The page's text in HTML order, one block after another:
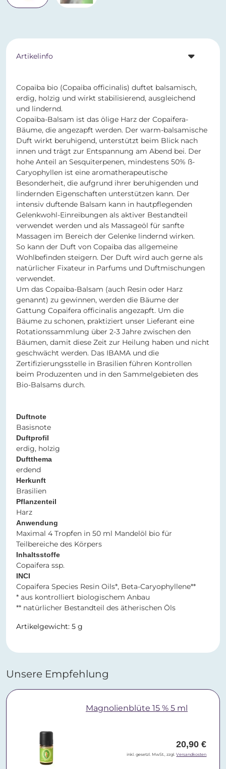
Artikelinfo
Copaiba bio (Copaiba officinalis) duftet balsamisch,
erdig, holzig und wirkt stabilisierend, ausgleichend
und lindernd.
Copaiba-Balsam ist das ölige Harz der Copaifera-
Bäume, die angezapft werden. Der warm-balsamische
Duft wirkt beruhigend, unterstützt beim Blick nach
innen und trägt zur Entspannung am Abend bei. Der
hohe Anteil an Sesquiterpenen, mindestens 50% ß-
Caryophyllen ist eine aromatherapeutische
Besonderheit, die aufgrund ihrer beruhigenden und
lindernden Eigenschaften unterstützen kann. Der
intensiv duftende Balsam kann in hautpflegenden
Gelenkwohl-Einreibungen als aktiver Bestandteil
verwendet werden und als Massageöl für sanfte
Massagen im Bereich der Gelenke lindernd wirken.
So kann der Duft von Copaiba das allgemeine
Wohlbefinden steigern. Der Duft wird auch gerne als
natürlicher Fixateur in Parfums und Duftmischungen
verwendet.
Um das Copaiba-Balsam (auch Resin oder Harz
genannt) zu gewinnen, werden die Bäume der
Gattung Copaifera officinalis angezapft. Um die
Bäume zu schonen, praktiziert unser Lieferant eine
Rotationssammlung über 2-3 Jahre zwischen den
Bäumen, damit diese Zeit zur Heilung haben und nicht
geschwächt werden. Das IBAMA und die
Zertifizierungsstelle in Brasilien führen Kontrollen
beim Produzenten und in den Sammelgebieten des
Bio-Balsams durch.
Duftnote
Basisnote
Duftprofil
erdig, holzig
Duftthema
erdend
Herkunft
Brasilien
Pflanzenteil
Harz
Anwendung
Maximal 4 Tropfen in 50 ml Mandelöl bio für
Teilbereiche des Körpers
Inhaltsstoffe
Copaifera ssp.
INCI
Copaifera Species Resin Oils*, Beta-Caryophyllene**
* aus kontrolliert biologischem Anbau
** natürlicher Bestandteil des ätherischen Öls
Artikelgewicht: 5 g
Unsere Empfehlung
Magnolienblüte 15 % 5 ml
20,90 €
inkl. gesetzl. MwSt., zzgl.Versandkosten